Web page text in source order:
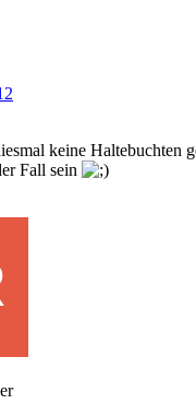
keine Haltebuchten
Fall sein